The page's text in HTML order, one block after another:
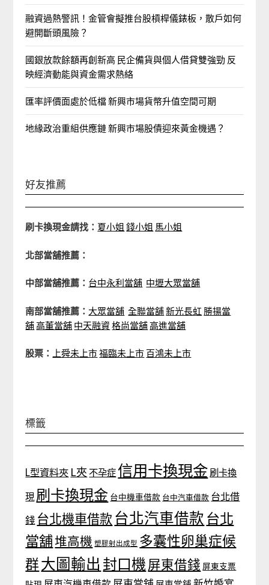
融資過熱警訊！金管會擬推台股槓桿儀錶板，散戶如何
避開斷頭風險？
國銀放款餘額再創新高 民企備貨與個人借貸雙強勁 反
映經濟動能與資金需求熱絡
匯率評價面處於低檔 新興市場貨幣升值空間可期
地緣政治重組供應鏈 新興市場股債迎來黃金機遇？
好友推薦
刷卡換現金請找： 夏小姐 錢小姐 馬小姐
北部當舖推薦：
中部當舖推薦： 台中永利當舖 中壢大眾當舖
南部當舖推薦： 大眾當舖 全聯當舖新光長虹 勝揚當
舖高董當舖 中天融資格尚當舖高進當舖
股票： 上舜未上市福臨未上市 百鴻未上市
標籤
L型資料夾 L夾 不孕症 信用卡換現金 刷卡換
現 刷卡換現金 台中機車借款 台中汽車借款 台北借
錢 台北機車借款 台北汽車借款 台北
當舖堆高機 塑膠射出成型 多囊性卵巢症候
群大圖輸出 封口機 屏東借錢 屏東支票